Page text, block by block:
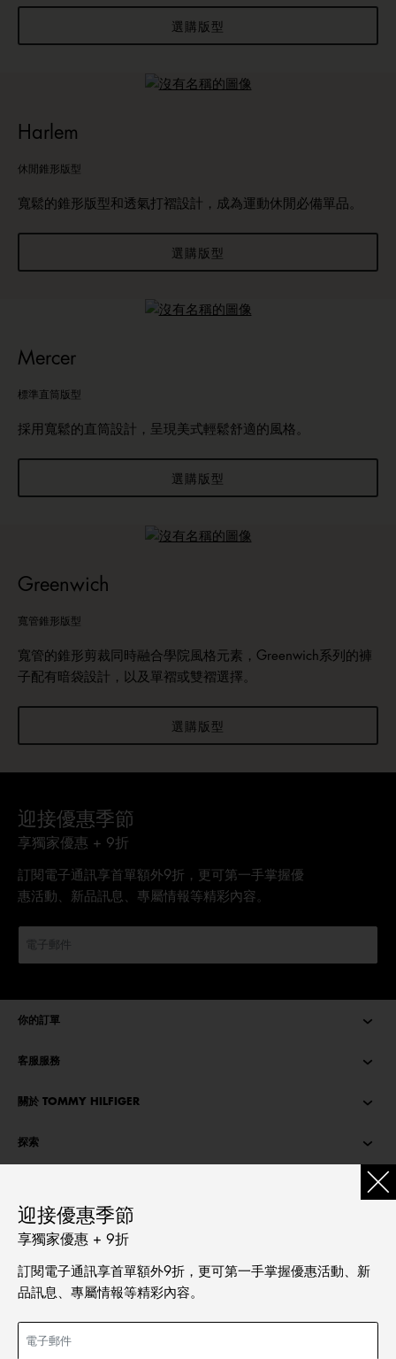
選購版型
Harlem
休閒錐形版型
寬鬆的錐形版型和透氣打褶設計，成為運動休閒必備單品。
選購版型
Mercer
標準直筒版型
採用寬鬆的直筒設計，呈現美式輕鬆舒適的風格。
選購版型
Greenwich
寬管錐形版型
寬管的錐形剪裁同時融合學院風格元素，Greenwich系列的褲
子配有暗袋設計，以及單褶或雙褶選擇。
選購版型
迎接優惠季節
享獨家優惠 + 9折
訂閱電子通訊享首單額外9折，更可第一手掌握優
惠活動、新品訊息、專屬情報等精彩內容。
你的訂單
客服服務
關於 TOMMY HILFIGER
探索
語言
English
迎接優惠季節
享獨家優惠 + 9折
訂閱電子通訊享首單額外9折，更可第一手掌握優惠活動、新
品訊息、專屬情報等精彩內容。